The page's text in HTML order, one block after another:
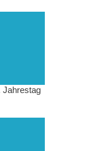
Jahrestag